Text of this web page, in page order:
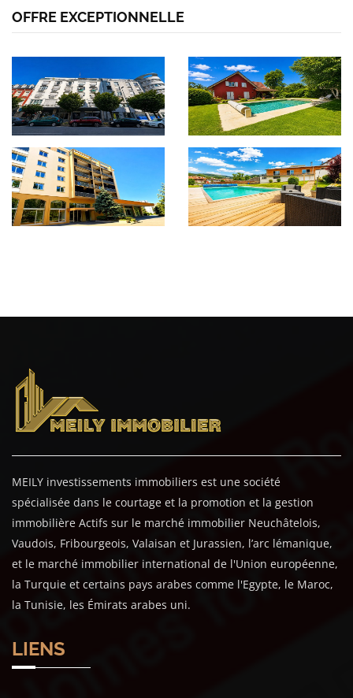
OFFRE EXCEPTIONNELLE
MEILY investissements immobiliers est une société
spécialisée dans le courtage et la promotion et la gestion
immobilière Actifs sur le marché immobilier Neuchâtelois,
Vaudois, Fribourgeois, Valaisan et Jurassien, l’arc lémanique,
et le marché immobilier international de l'Union européenne,
la Turquie et certains pays arabes comme l'Egypte, le Maroc,
la Tunisie, les Émirats arabes uni.
LIENS